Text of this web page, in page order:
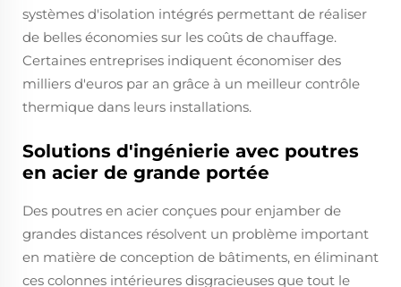
systèmes d'isolation intégrés permettant de réaliser
de belles économies sur les coûts de chauffage.
Certaines entreprises indiquent économiser des
milliers d'euros par an grâce à un meilleur contrôle
thermique dans leurs installations.
Solutions d'ingénierie avec poutres
en acier de grande portée
Des poutres en acier conçues pour enjamber de
grandes distances résolvent un problème important
en matière de conception de bâtiments, en éliminant
ces colonnes intérieures disgracieuses que tout le